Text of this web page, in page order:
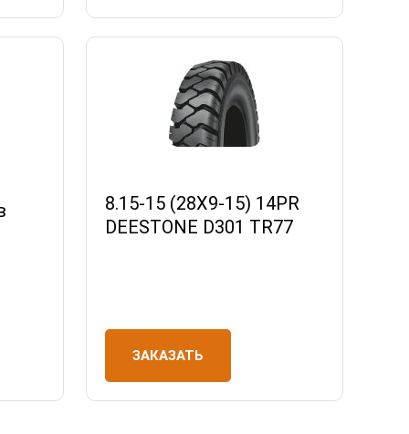
8.15-15 (28X9-15) 14PR
DEESTONE D301 TR77
ЗАКАЗАТЬ